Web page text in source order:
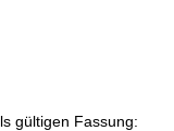
gültigen Fassung: